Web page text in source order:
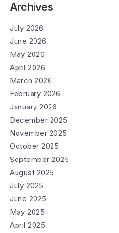
Archives
July 2026
June 2026
May 2026
April 2026
March 2026
February 2026
January 2026
December 2025
November 2025
October 2025
September 2025
August 2025
July 2025
June 2025
May 2025
April 2025